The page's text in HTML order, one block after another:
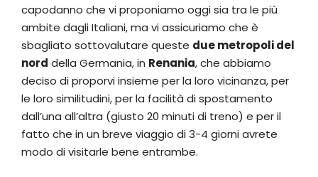
capodanno che vi proponiamo oggi sia tra le più
ambite dagli Italiani, ma vi assicuriamo che è
sbagliato sottovalutare queste due metropoli del
nord della Germania, in Renania, che abbiamo
deciso di proporvi insieme per la loro vicinanza, per
le loro similitudini, per la facilità di spostamento
dall’una all’altra (giusto 20 minuti di treno) e per il
fatto che in un breve viaggio di 3-4 giorni avrete
modo di visitarle bene entrambe.